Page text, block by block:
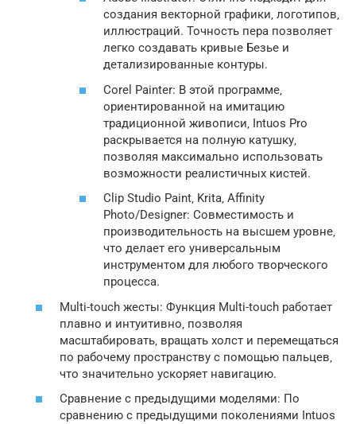
создания векторной графики‚ логотипов‚
иллюстраций. Точность пера позволяет
легко создавать кривые Безье и
детализированные контуры.
Corel Painter: В этой программе‚
ориентированной на имитацию
традиционной живописи‚ Intuos Pro
раскрывается на полную катушку‚
позволяя максимально использовать
возможности реалистичных кистей.
Clip Studio Paint‚ Krita‚ Affinity
Photo/Designer: Совместимость и
производительность на высшем уровне‚
что делает его универсальным
инструментом для любого творческого
процесса.
Multi-touch жесты: Функция Multi-touch работает
плавно и интуитивно‚ позволяя
масштабировать‚ вращать холст и перемещаться
по рабочему пространству с помощью пальцев‚
что значительно ускоряет навигацию.
Сравнение с предыдущими моделями: По
сравнению с предыдущими поколениями Intuos